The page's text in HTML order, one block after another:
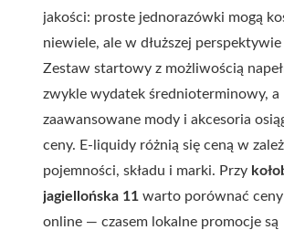
jakości: proste jednorazówki mogą
niewiele, ale w dłuższej perspektywie
Zestaw startowy z możliwością
zwykle wydatek średnioterminowy, a
zaawansowane mody i akcesoria
ceny. E-liquidy różnią się ceną w
pojemności, składu i marki. Przy
jagiellońska 11 warto porównać ceny
online — czasem lokalne promocje są